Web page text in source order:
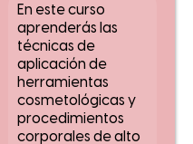
En este curso
aprenderás las
técnicas de
aplicación de
herramientas
cosmetológicas y
procedimientos
corporales de alto